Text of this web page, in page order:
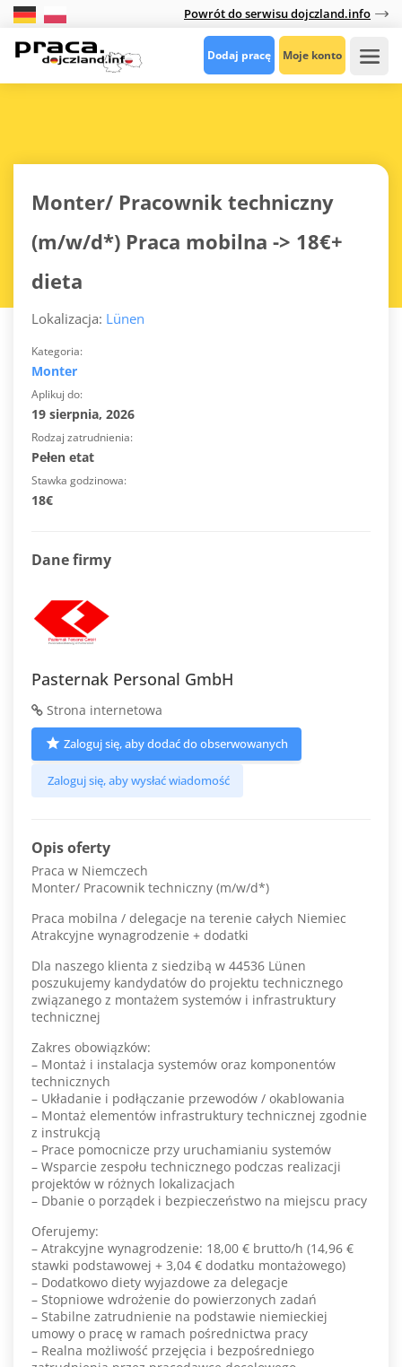
Powrót do serwisu dojczland.info
Dodaj pracę Moje konto
Monter/ Pracownik techniczny
(m/w/d*) Praca mobilna -> 18€+
dieta
Lokalizacja: Lünen
Kategoria
Monter
Aplikuj do
19 sierpnia, 2026
Rodzaj zatrudnienia
Pełen etat
Stawka godzinowa
18€
Dane firmy
Pasternak Personal GmbH
Strona internetowa
Zaloguj się, aby dodać do obserwowanych
Zaloguj się, aby wysłać wiadomość
Opis oferty
Praca w Niemczech
Monter/ Pracownik techniczny (m/w/d*)
Praca mobilna / delegacje na terenie całych Niemiec
Atrakcyjne wynagrodzenie + dodatki
Dla naszego klienta z siedzibą w 44536 Lünen
poszukujemy kandydatów do projektu technicznego
związanego z montażem systemów i infrastruktury
technicznej
Zakres obowiązków:
– Montaż i instalacja systemów oraz komponentów
technicznych
– Układanie i podłączanie przewodów / okablowania
– Montaż elementów infrastruktury technicznej zgodnie
z instrukcją
– Prace pomocnicze przy uruchamianiu systemów
– Wsparcie zespołu technicznego podczas realizacji
projektów w różnych lokalizacjach
– Dbanie o porządek i bezpieczeństwo na miejscu pracy
Oferujemy:
– Atrakcyjne wynagrodzenie: 18,00 € brutto/h (14,96 €
stawki podstawowej + 3,04 € dodatku montażowego)
– Dodatkowo diety wyjazdowe za delegacje
– Stopniowe wdrożenie do powierzonych zadań
– Stabilne zatrudnienie na podstawie niemieckiej
umowy o pracę w ramach pośrednictwa pracy
– Realna możliwość przejęcia i bezpośredniego